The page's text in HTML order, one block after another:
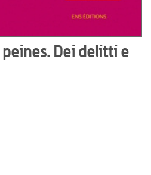
Dei delitti e